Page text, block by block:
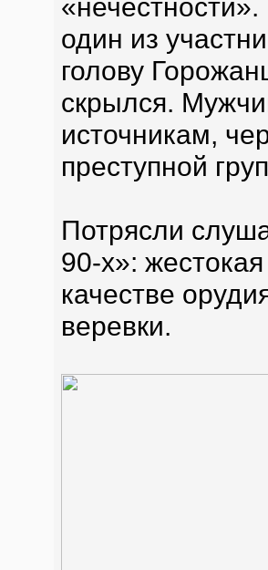
один из
голову
скрылся.
источникам,
преступной
Потрясли
90-х»:
качестве
веревки.